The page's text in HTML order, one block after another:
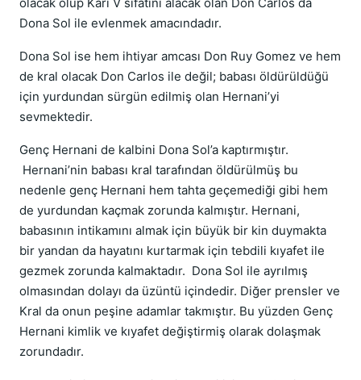
Dona Sol ile evlenmek amacındadır.
Dona Sol ise hem ihtiyar amcası Don Ruy Gomez ve hem
de kral olacak Don Carlos ile değil; babası öldürüldüğü
için yurdundan sürgün edilmiş olan Hernani’yi
sevmektedir.
Genç Hernani de kalbini Dona Sol’a kaptırmıştır.
Hernani’nin babası kral tarafından öldürülmüş bu
nedenle genç Hernani hem tahta geçemediği gibi hem
de yurdundan kaçmak zorunda kalmıştır. Hernani,
babasının intikamını almak için büyük bir kin duymakta
bir yandan da hayatını kurtarmak için tebdili kıyafet ile
gezmek zorunda kalmaktadır. Dona Sol ile ayrılmış
olmasından dolayı da üzüntü içindedir. Diğer prensler ve
Kral da onun peşine adamlar takmıştır. Bu yüzden Genç
Hernani kimlik ve kıyafet değiştirmiş olarak dolaşmak
zorundadır.